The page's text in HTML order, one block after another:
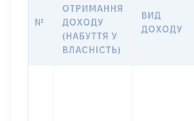
№
ОТРИМАННЯ
ДОХОДУ
(НАБУТТЯ У
ВЛАСНІСТЬ)
ВИД
ДОХОДУ